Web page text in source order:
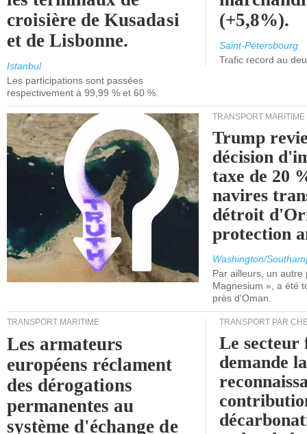
croisière de Kusadasi
et de Lisbonne.
Istanbul
Les participations sont passées
respectivement à 99,99 % et 60 %.
(+5,8%).
Saint-Pétersbourg
Trafic record au
TRANSPORT MARITIME
Trump
décision
taxe de 20
navires
détroit
protection
Washington/
Par ailleurs, un autre
Magnesium », a été
près d'Oman.
TRANSPORT MARITIME
Les armateurs
européens réclament
des dérogations
permanentes au
système d'échange de
TRANSPORT PAR
Le
demande la